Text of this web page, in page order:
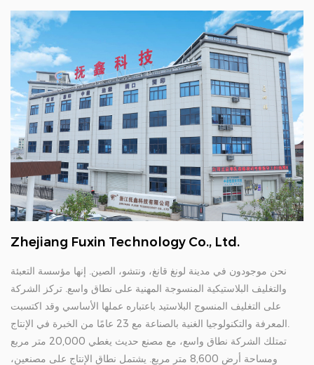
Zhejiang Fuxin Technology Co., Ltd.
نحن موجودون في مدينة لونغ قانغ، ونتشو، الصين. إنها مؤسسة التعبئة
والتغليف البلاستيكية المنسوجة المهنية على نطاق واسع. تركز الشركة
على التغليف المنسوج البلاستيد باعتباره عملها الأساسي وقد اكتسبت
المعرفة والتكنولوجيا الغنية بالصناعة مع 23 عامًا من الخبرة في الإنتاج.
تمتلك الشركة نطاق واسع، مع مصنع حديث يغطي 20,000 متر مربع
ومساحة أرض 8,600 متر مربع. يشتمل نطاق الإنتاج على مصنعين،